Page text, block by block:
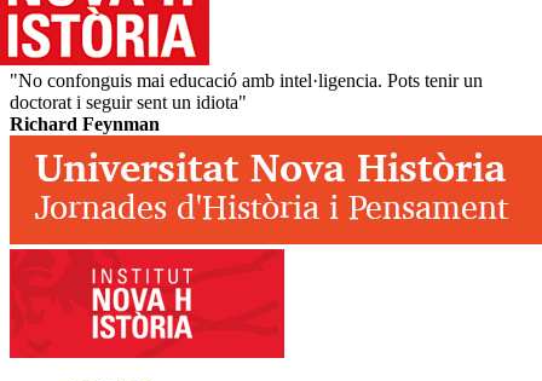
"No confonguis mai educació amb intel·ligencia. Pots tenir un
doctorat i seguir sent un idiota"
Richard Feynman